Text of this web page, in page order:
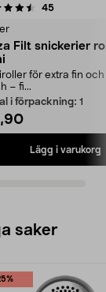
45recensioner
Filt snickerier
för extra fin och
– fi...
i förpackning: 1
Lägg i varukorg
4.0av 5 stjärnor
saker